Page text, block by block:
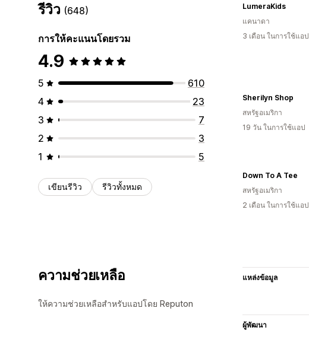
รีวิว (648)
การให้คะแนนโดยรวม
4.9
5
610
4
23
3
7
2
3
1
5
เขียนรีวิว รีวิวทั้งหมด
LumeraKids
แคนาดา
3 เดือน ในการใช้แอป
Sherilyn Shop
สหรัฐอเมริกา
19 วัน ในการใช้แอป
Down To A Tee
สหรัฐอเมริกา
2 เดือน ในการใช้แอป
ความช่วยเหลือ
ให้ความช่วยเหลือสำหรับแอปโดย Reputon
แหล่งข้อมูล
ผู้พัฒนา